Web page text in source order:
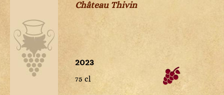
Château Thivin
2023
75 cl